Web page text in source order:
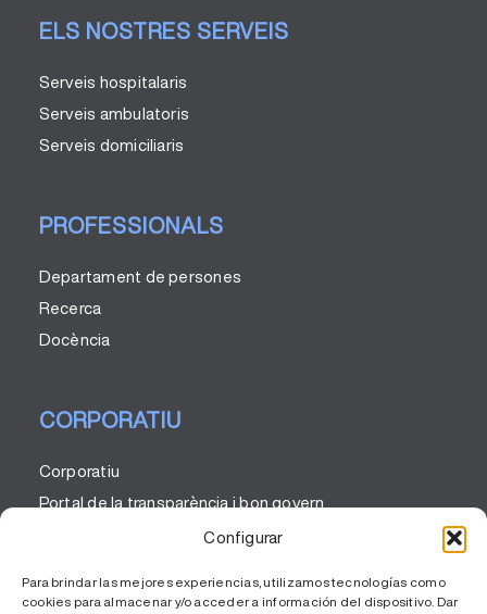
Configurar
Para brindar las mejores experiencias, utilizamos tecnologías como
cookies para almacenar y/o acceder a información del dispositivo. Dar
ELS NOSTRES SERVEIS
Serveis hospitalaris
Serveis ambulatoris
Serveis domiciliaris
PROFESSIONALS
Departament de persones
Recerca
Docència
CORPORATIU
Corporatiu
Portal de la transparència i bon govern
RSC